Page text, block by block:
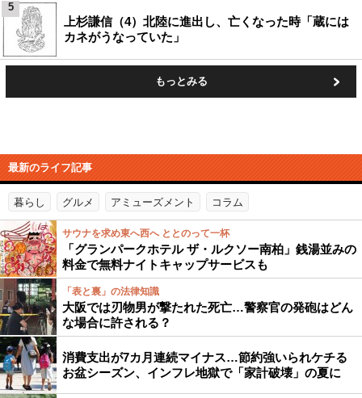
上杉謙信（4）北陸に進出し、亡くなった時「蔵には
カネがうなっていた」
5
もっとみる
最新のライフ記事
暮らし グルメ アミューズメント コラム
サウナを求め東へ西へ ととのって一杯
「グランパークホテル ザ・ルクソー南柏」銭湯並みの
料金で無料ナイトキャップサービスも
「表と裏」の法律知識
大阪では刃物男が撃たれた死亡…警察官の発砲はどん
な場合に許される？
消費支出が7カ月連続マイナス…節約強いられケチる
お盆シーズン、インフレ地獄で「家計破壊」の夏に